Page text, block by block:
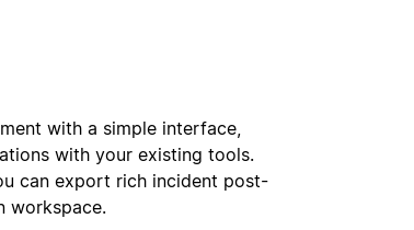
with a simple interface,
with your existing tools.
can export rich incident post-
workspace.